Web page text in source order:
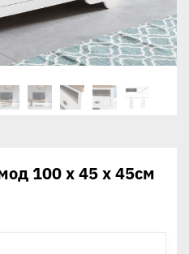
100 x 45 x 45см